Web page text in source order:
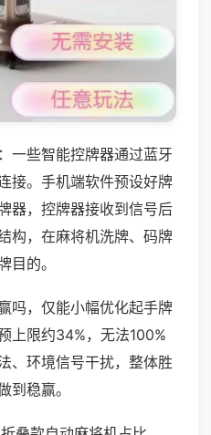
一些智能控牌器通过蓝牙
接。手机端软件预设好牌
器，控牌器接收到信号后
构，在麻将机洗牌、码牌
目的。
吗，仅能小幅优化起手牌
上限约34%，无法100%
、环境信号干扰，整体胜
到稳赢。